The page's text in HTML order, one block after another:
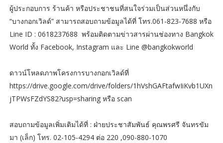
ผู้ประกอบการ ร้านค้า หรือประชาชนที่สนใจร่วมเป็นส่วนหนึ่งกับ
“บางกอกเวิลด์” สามารถสอบถามข้อมูลได้ที่ โทร.061-823-7688 หรือ
Line ID : 0618237688 พร้อมติดตามข่าวสารผ่านช่องทาง Bangkok
World ทั้ง Facebook, Instagram และ Line @bangkokworld
ดาวน์โหลดภาพโครงการบางกอกเวิลด์ที่
https://drive.google.com/drive/folders/1hVshGAFtafwIiKvb1UXn
jTPWsFZdYS82?usp=sharing หรือ scan
สอบถามข้อมูลเพิ่มเติมได้ที่ : ฝ่ายประชาสัมพันธ์ คุณพรศรี จันทรขัม
มา (เล็ก) โทร. 02-105-4294 ต่อ 220 ,090-880-1070